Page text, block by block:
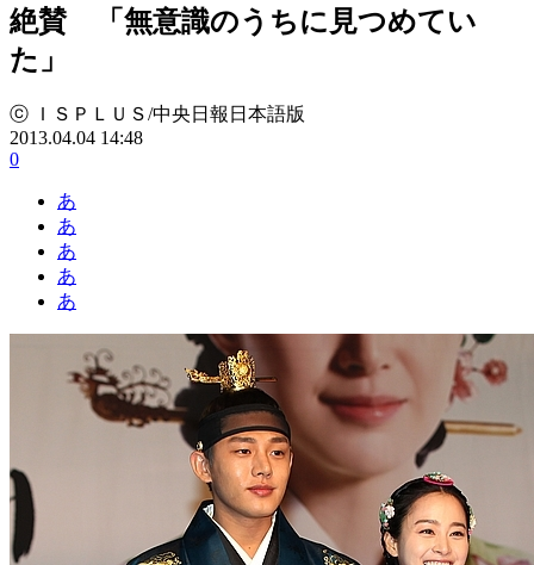
絶賛 「無意識のうちに見つめてい
た」
ⓒ ＩＳＰＬＵＳ/中央日報日本語版
2013.04.04 14:48
0
あ
あ
あ
あ
あ